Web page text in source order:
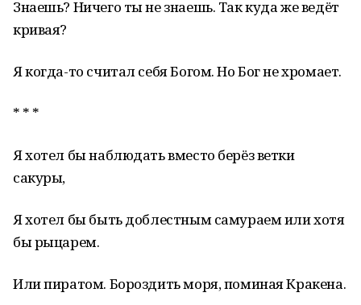
Знаешь? Ничего ты не знаешь. Так куда же ведёт
кривая?
Я когда-то считал себя Богом. Но Бог не хромает.
* * *
Я хотел бы наблюдать вместо берёз ветки
сакуры,
Я хотел бы быть доблестным самураем или хотя
бы рыцарем.
Или пиратом. Бороздить моря, поминая Кракена.